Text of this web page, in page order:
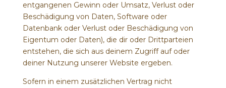
entgangenen Gewinn oder Umsatz, Verlust oder
Beschädigung von Daten, Software oder
Datenbank oder Verlust oder Beschädigung von
Eigentum oder Daten), die dir oder Drittparteien
entstehen, die sich aus deinem Zugriff auf oder
deiner Nutzung unserer Website ergeben.
Sofern in einem zusätzlichen Vertrag nicht